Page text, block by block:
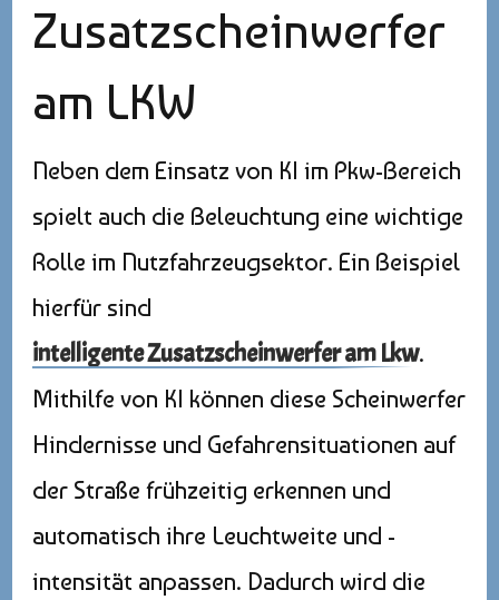
Zusatzscheinwerfer
am LKW
Neben dem Einsatz von KI im Pkw-Bereich
spielt auch die Beleuchtung eine wichtige
Rolle im Nutzfahrzeugsektor. Ein Beispiel
hierfür sind
intelligente Zusatzscheinwerfer am Lkw.
Mithilfe von KI können diese Scheinwerfer
Hindernisse und Gefahrensituationen auf
der Straße frühzeitig erkennen und
automatisch ihre Leuchtweite und -
intensität anpassen. Dadurch wird die